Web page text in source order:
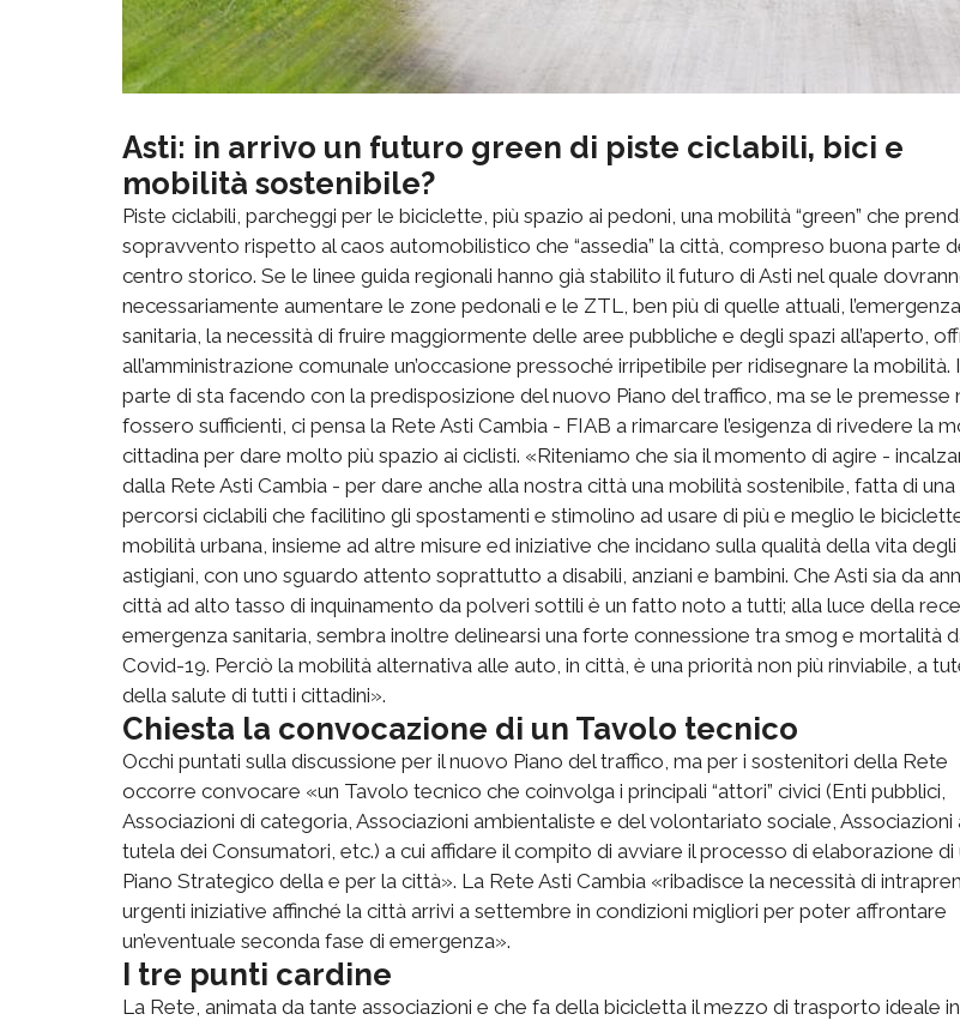
Asti: in arrivo un futuro green di piste ciclabili, bici e
mobilità sostenibile?
Piste ciclabili, parcheggi per le biciclette, più spazio ai pedoni, una mobilità “green” che
sopravvento rispetto al caos automobilistico che “assedia” la città, compreso buona parte
centro storico. Se le linee guida regionali hanno già stabilito il futuro di Asti nel quale
necessariamente aumentare le zone pedonali e le ZTL, ben più di quelle attuali, l’emergenza
sanitaria, la necessità di fruire maggiormente delle aree pubbliche e degli spazi all’aperto,
all’amministrazione comunale un’occasione pressoché irripetibile per ridisegnare la mobilità.
parte di sta facendo con la predisposizione del nuovo Piano del traffico, ma se le premesse
fossero sufficienti, ci pensa la Rete Asti Cambia - FIAB a rimarcare l’esigenza di rivedere la
cittadina per dare molto più spazio ai ciclisti. «Riteniamo che sia il momento di agire -
dalla Rete Asti Cambia - per dare anche alla nostra città una mobilità sostenibile, fatta di
percorsi ciclabili che facilitino gli spostamenti e stimolino ad usare di più e meglio le
mobilità urbana, insieme ad altre misure ed iniziative che incidano sulla qualità della vita degli
astigiani, con uno sguardo attento soprattutto a disabili, anziani e bambini. Che Asti sia da
città ad alto tasso di inquinamento da polveri sottili è un fatto noto a tutti; alla luce della
emergenza sanitaria, sembra inoltre delinearsi una forte connessione tra smog e mortalità
Covid-19. Perciò la mobilità alternativa alle auto, in città, è una priorità non più rinviabile, a
della salute di tutti i cittadini».
Chiesta la convocazione di un Tavolo tecnico
Occhi puntati sulla discussione per il nuovo Piano del traffico, ma per i sostenitori della Rete
occorre convocare «un Tavolo tecnico che coinvolga i principali “attori” civici (Enti pubblici,
Associazioni di categoria, Associazioni ambientaliste e del volontariato sociale, Associazioni
tutela dei Consumatori, etc.) a cui affidare il compito di avviare il processo di elaborazione di
Piano Strategico della e per la città». La Rete Asti Cambia «ribadisce la necessità di
urgenti iniziative affinché la città arrivi a settembre in condizioni migliori per poter affrontare
un’eventuale seconda fase di emergenza».
I tre punti cardine
La Rete, animata da tante associazioni e che fa della bicicletta il mezzo di trasporto ideale in